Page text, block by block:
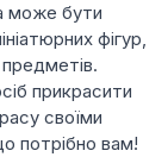
може бути
фігур,
прикрасити
своїми
потрібно вам!